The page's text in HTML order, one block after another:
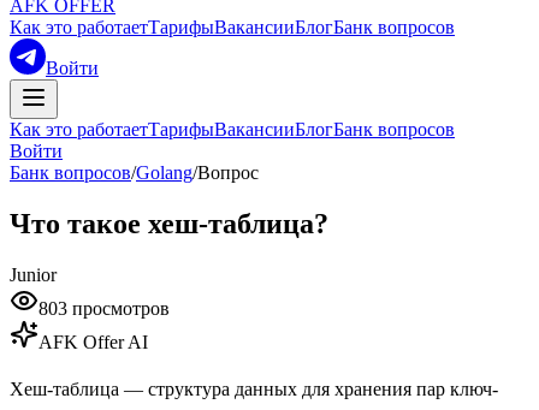
AFK OFFER
Как это работаетТарифыВакансииБлогБанк вопросов
Войти
Как это работаетТарифыВакансииБлогБанк вопросов
Войти
Банк вопросов/Golang/Вопрос
Что такое хеш-таблица?
Junior
803 просмотров
AFK Offer AI
Хеш-таблица — структура данных для хранения пар ключ-